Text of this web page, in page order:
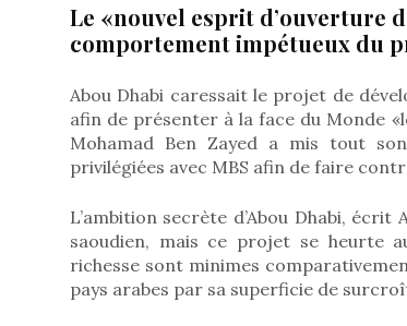
Le «nouvel esprit d’ouverture
comportement impétueux du
Abou Dhabi caressait le projet de
afin de présenter à la face du Monde
Mohamad Ben Zayed a mis tout
privilégiées avec MBS afin de faire
L’ambition secrète d’Abou Dhabi,
saoudien, mais ce projet se heurte
richesse sont minimes
pays arabes par sa superficie de